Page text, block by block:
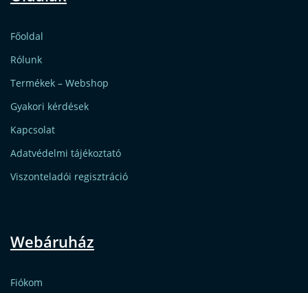
Főoldal
Rólunk
Termékek – Webshop
Gyakori kérdések
Kapcsolat
Adatvédelmi tájékoztató
Viszonteladói regisztráció
Webáruház
Fiókom